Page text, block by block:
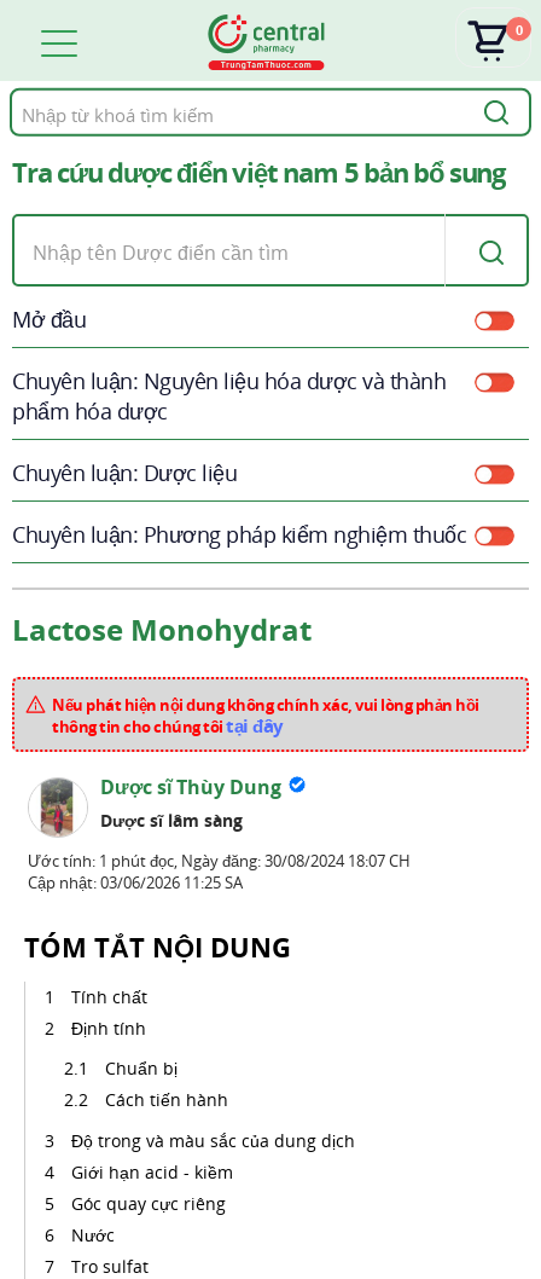
Tìm
kiếm
0
Tra cứu dược điển việt nam 5 bản bổ sung
Mở đầu
Chuyên luận: Nguyên liệu hóa dược và thành
phẩm hóa dược
Chuyên luận: Dược liệu
Chuyên luận: Phương pháp kiểm nghiệm thuốc
Lactose Monohydrat
Nếu phát hiện nội dung không chính xác, vui lòng phản hồi
thông tin cho chúng tôitại đây
Dược sĩ Thùy Dung
Dược sĩ lâm sàng
Ước tính: 1 phút đọc, Ngày đăng:30/08/2024 18:07 CH
Cập nhật:03/06/2026 11:25 SA
TÓM TẮT NỘI DUNG
Tính chất
Định tính
Chuẩn bị
Cách tiến hành
Độ trong và màu sắc của dung dịch
Giới hạn acid - kiềm
Góc quay cực riêng
Nước
Tro sulfat